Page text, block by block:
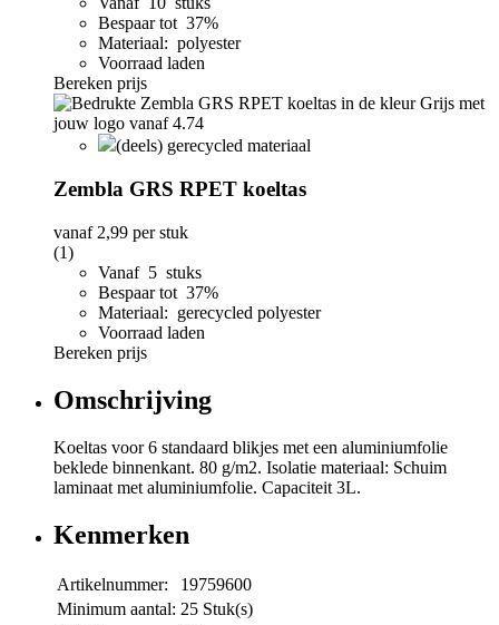
Bespaar tot 37%
Materiaal: polyester
Voorraad laden
Bereken prijs
(deels) gerecycled materiaal
Zembla GRS RPET koeltas
vanaf 2,99 per stuk
(1)
Vanaf 5 stuks
Bespaar tot 37%
Materiaal: gerecycled polyester
Voorraad laden
Bereken prijs
Omschrijving
Koeltas voor 6 standaard blikjes met een aluminiumfolie
beklede binnenkant. 80 g/m2. Isolatie materiaal: Schuim
laminaat met aluminiumfolie. Capaciteit 3L.
Kenmerken
Artikelnummer:
19759600
Minimum aantal: 25 Stuk(s)